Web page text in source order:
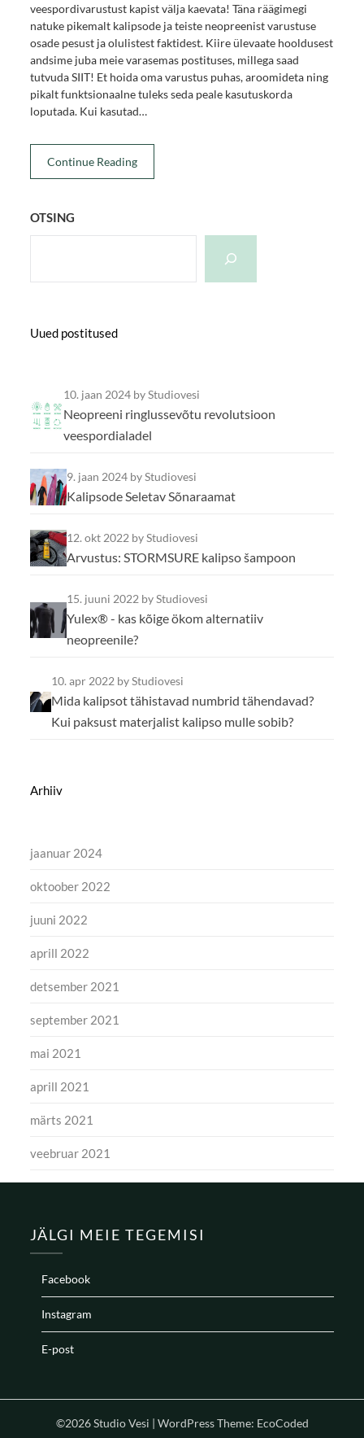
veespordivarustust kapist välja kaevata! Täna räägimegi
natuke pikemalt kalipsode ja teiste neopreenist varustuse
osade pesust ja olulistest faktidest. Kiire ülevaate hooldusest
andsime juba meie varasemas postituses, millega saad
tutvuda SIIT! Et hoida oma varustus puhas, aroomideta ning
pikalt funktsionaalne tuleks seda peale kasutuskorda
loputada. Kui kasutad…
Continue Reading
OTSING
Uued postitused
10. jaan 2024 by Studiovesi
Neopreeni ringlussevõtu revolutsioon
veespordialadel
9. jaan 2024 by Studiovesi
Kalipsode Seletav Sõnaraamat
12. okt 2022 by Studiovesi
Arvustus: STORMSURE kalipso šampoon
15. juuni 2022 by Studiovesi
Yulex® - kas kõige ökom alternatiiv
neopreenile?
10. apr 2022 by Studiovesi
Mida kalipsot tähistavad numbrid tähendavad?
Kui paksust materjalist kalipso mulle sobib?
Arhiiv
jaanuar 2024
oktoober 2022
juuni 2022
aprill 2022
detsember 2021
september 2021
mai 2021
aprill 2021
märts 2021
veebruar 2021
JÄLGI MEIE TEGEMISI
Facebook
Instagram
E-post
©2026 Studio Vesi | WordPress Theme: EcoCoded